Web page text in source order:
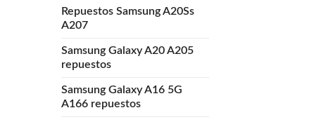
Repuestos Samsung A20Ss
A207
Samsung Galaxy A20 A205
repuestos
Samsung Galaxy A16 5G
A166 repuestos